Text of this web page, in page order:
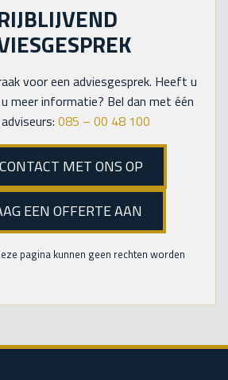
voor een adviesgesprek. Heeft u
meer informatie? Bel dan met één
085 – 00 48 100
MET ONS OP
EEN OFFERTE AAN
pagina kunnen geen rechten worden